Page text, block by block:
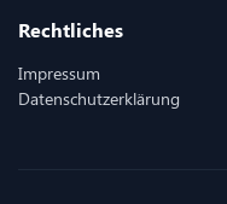
Rechtliches
Impressum
Datenschutzerklärung